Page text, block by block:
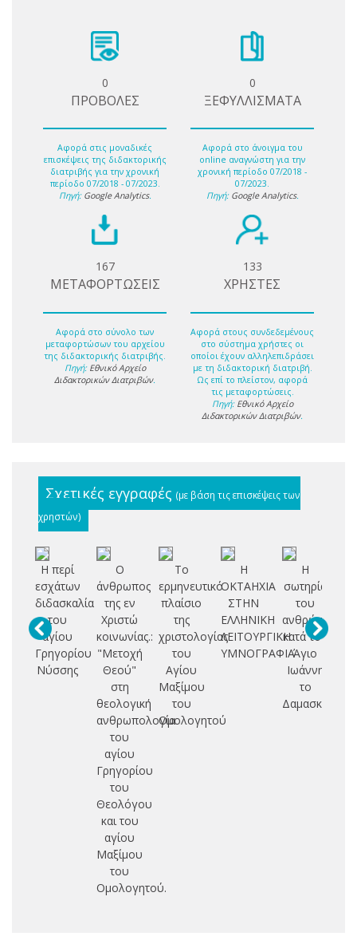
0
ΠΡΟΒΟΛΕΣ
Αφορά στις μοναδικές
επισκέψεις της διδακτορικής
διατριβής για την χρονική
περίοδο 07/2018 - 07/2023.
Πηγή: Google Analytics.
0
ΞΕΦΥΛΛΙΣΜΑΤΑ
Αφορά στο άνοιγμα του
online αναγνώστη για την
χρονική περίοδο 07/2018 -
07/2023.
Πηγή: Google Analytics.
167
ΜΕΤΑΦΟΡΤΩΣΕΙΣ
Αφορά στο σύνολο των
μεταφορτώσων του αρχείου
της διδακτορικής διατριβής.
Πηγή: Εθνικό Αρχείο
Διδακτορικών Διατριβών.
133
ΧΡΗΣΤΕΣ
Αφορά στους συνδεδεμένους
στο σύστημα χρήστες οι
οποίοι έχουν αλληλεπιδράσει
με τη διδακτορική διατριβή.
Ως επί το πλείστον, αφορά
τις μεταφορτώσεις.
Πηγή: Εθνικό Αρχείο
Διδακτορικών Διατριβών.
Σχετικές εγγραφές (με βάση τις επισκέψεις των
χρηστών)
Η περί
εσχάτων
διδασκαλία
του
αγίου
Γρηγορίου
Νύσσης
Ο
άνθρωπος
της εν
Χριστώ
κοινωνίας.:
"Μετοχή
Θεού"
στη
θεολογική
ανθρωπολογία
του
αγίου
Γρηγορίου
του
Θεολόγου
και του
αγίου
Μαξίμου
του
Ομολογητού.
Το
ερμηνευτικό
πλαίσιο
της
χριστολογίας
του
Αγίου
Μαξίμου
του
Ομολογητού
Η
ΟΚΤΑΗΧΙΑ
ΣΤΗΝ
ΕΛΛΗΝΙΚΗ
ΛΕΙΤΟΥΡΓΙΚΗ
ΥΜΝΟΓΡΑΦΙΑ
Η
σωτηρία
του
ανθρώπου
κατά τον
Άγιο
Ιωάννη
το
Δαμασκηνό